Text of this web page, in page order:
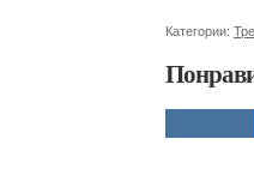
Категории: